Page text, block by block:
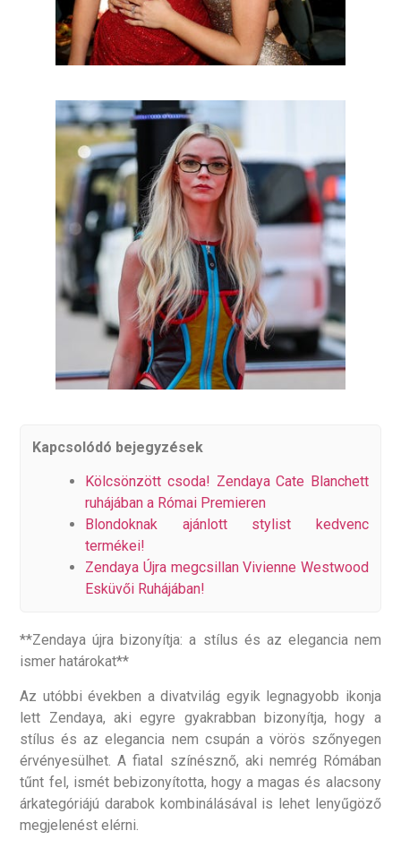
Kapcsolódó bejegyzések
Kölcsönzött csoda! Zendaya Cate Blanchett
ruhájában a Római Premieren
Blondoknak ajánlott stylist kedvenc
termékei!
Zendaya Újra megcsillan Vivienne Westwood
Esküvői Ruhájában!
**Zendaya újra bizonyítja: a stílus és az elegancia nem
ismer határokat**
Az utóbbi években a divatvilág egyik legnagyobb ikonja
lett Zendaya, aki egyre gyakrabban bizonyítja, hogy a
stílus és az elegancia nem csupán a vörös szőnyegen
érvényesülhet. A fiatal színésznő, aki nemrég Rómában
tűnt fel, ismét bebizonyította, hogy a magas és alacsony
árkategóriájú darabok kombinálásával is lehet lenyűgöző
megjelenést elérni.